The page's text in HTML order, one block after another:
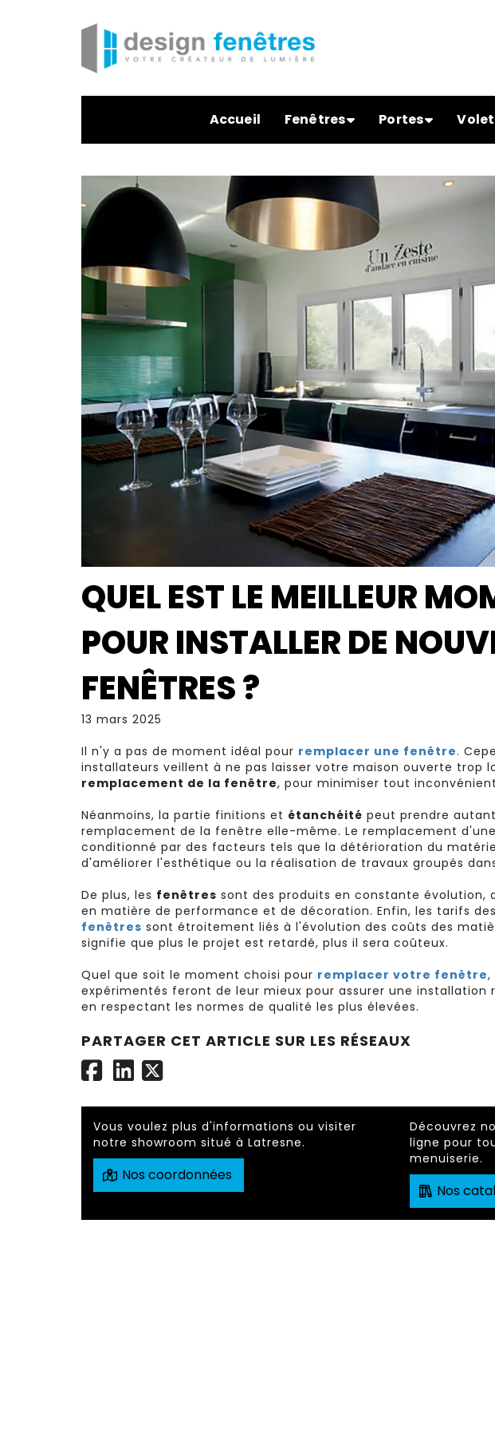
Accueil Fenêtres Portes
QUEL EST LE MEILLEUR
POUR INSTALLER DE
FENÊTRES ?
13 mars 2025
Il n'y a pas de moment idéal pour remplacer une fenêtre.
installateurs veillent à ne pas laisser votre maison ouverte trop
remplacement de la fenêtre, pour minimiser tout
Néanmoins, la partie finitions et étanchéité peut prendre
remplacement de la fenêtre elle-même. Le remplacement
conditionné par des facteurs tels que la détérioration du
d'améliorer l'esthétique ou la réalisation de travaux groupés
De plus, les fenêtres sont des produits en constante évolution,
en matière de performance et de décoration. Enfin, les tarifs des
fenêtres sont étroitement liés à l'évolution des coûts des
signifie que plus le projet est retardé, plus il sera coûteux.
Quel que soit le moment choisi pour remplacer votre fenêtre,
expérimentés feront de leur mieux pour assurer une
en respectant les normes de qualité les plus élevées.
PARTAGER CET ARTICLE SUR LES RÉSEAUX
Vous voulez plus d'informations ou visiter
notre showroom situé à Latresne.
Nos coordonnées
Découvrez
ligne pour
menuiserie.
Nos